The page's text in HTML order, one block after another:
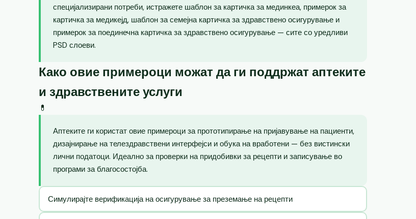
специјализирани потреби, истражете шаблон за картичка за мединкеа, примерок за
картичка за медикејд, шаблон за семејна картичка за здравствено осигурување и
примерок за поединечна картичка за здравствено осигурување — сите со уредливи
PSD слоеви.
Како овие примероци можат да ги поддржат аптеките
и здравствените услуги
💊
Аптеките ги користат овие примероци за прототипирање на пријавување на пациенти,
дизајнирање на телездравствени интерфејси и обука на вработени — без вистински
лични податоци. Идеално за проверки на придобивки за рецепти и записување во
програми за благосостојба.
Симулирајте верификација на осигурување за преземање на рецепти